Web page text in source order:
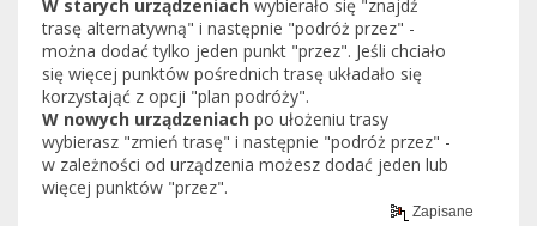
W starych urządzeniach wybierało się "znajdź
trasę alternatywną" i następnie "podróż przez" -
można dodać tylko jeden punkt "przez". Jeśli chciało
się więcej punktów pośrednich trasę układało się
korzystająć z opcji "plan podróży".
W nowych urządzeniach po ułożeniu trasy
wybierasz "zmień trasę" i następnie "podróż przez" -
w zależności od urządzenia możesz dodać jeden lub
więcej punktów "przez".
Zapisane